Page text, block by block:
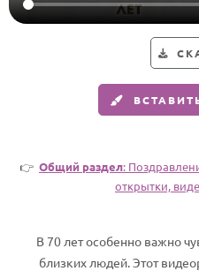
Свадьба
Годовщина свадьбы
Календарь праздников
Мужчине
Детям
👉 Общий раздел:
открытки,
В 70 лет особенно важно
близких людей. Этот